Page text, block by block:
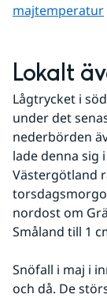
majtemperatur
Lokalt
Lågtrycket i
under det
nederbörden
lade denna sig
Västergötland
nordost om
Småland till 1
Snöfall i maj i
och då. De